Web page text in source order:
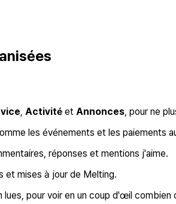
Activité et Annonces , pour ne
les événements et les paiements
réponses et mentions j'aime.
et mises à jour de Melting.
pour voir en un coup d'œil